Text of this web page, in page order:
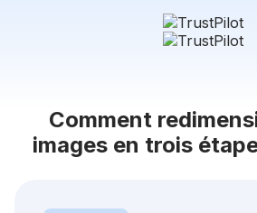
Comment
images en trois